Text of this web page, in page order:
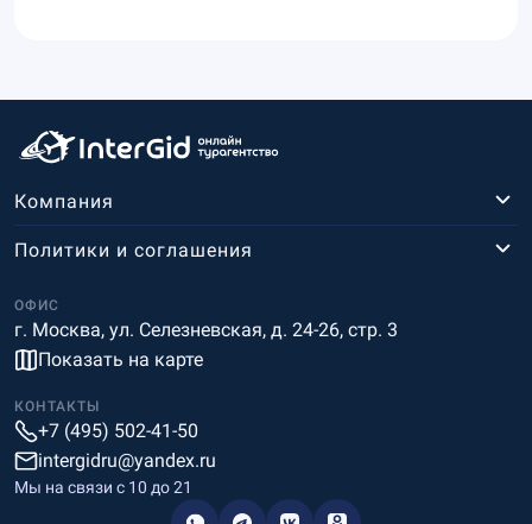
Компания
ОФИС
г. Москва, ул. Селезневская, д. 24-26, стр. 3
Показать на карте
Политики и соглашения
КОНТАКТЫ
+7 (495) 502-41-50
intergidru@yandex.ru
Мы на связи c 10 до 21